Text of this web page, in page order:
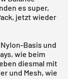
es super,
jetzt wieder
Basis und
wie beim
diesmal mit
und Mesh, wie